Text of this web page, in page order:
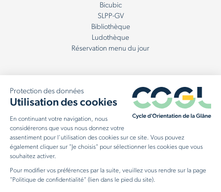
Bicubic
SLPP-GV
Bibliothèque
Ludothèque
Réservation menu du jour
Politique de confidentialité